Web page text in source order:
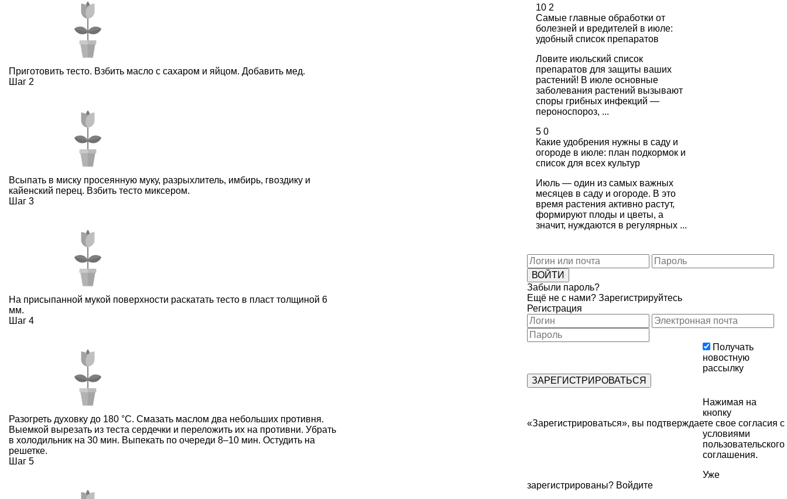
Приготовить тесто. Взбить масло с сахаром и яйцом. Добавить мед.
Шаг 2
Всыпать в миску просеянную муку, разрыхлитель, имбирь, гвоздику и
кайенский перец. Взбить тесто миксером.
Шаг 3
На присыпанной мукой поверхности раскатать тесто в пласт толщиной 6
мм.
Шаг 4
Разогреть духовку до 180 °С. Смазать маслом два небольших противня.
Выемкой вырезать из теста сердечки и переложить их на противни. Убрать
в холодильник на 30 мин. Выпекать по очереди 8–10 мин. Остудить на
решетке.
Шаг 5
10 2
Самые главные обработки от
болезней и вредителей в июле:
удобный список препаратов
Ловите июльский список
препаратов для защиты ваших
растений! В июле основные
заболевания растений вызывают
споры грибных инфекций —
пероноспороз, ...
5 0
Какие удобрения нужны в саду и
огороде в июле: план подкормок и
список для всех культур
Июль — один из самых важных
месяцев в саду и огороде. В это
время растения активно растут,
формируют плоды и цветы, а
значит, нуждаются в регулярных ...
Забыли пароль?
Ещё не с нами? Зарегистрируйтесь
Регистрация
Получать
новостную
рассылку
Нажимая на
кнопку
«Зарегистрироваться», вы подтверждаете свое согласия с
условиями
пользовательского
соглашения.
Уже
зарегистрированы? Войдите